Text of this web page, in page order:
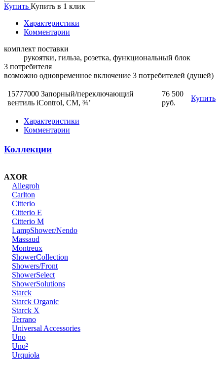
Купить Купить в 1 клик
Характеристики
Комментарии
комплект поставки
рукоятки, гильза, розетка, функциональный блок
3 потребителя
возможно одновременное включение 3 потребителей (душей)
15777000 Запорный/переключающий
вентиль iControl, СМ, ¾’
76 500
руб.
Купить
Характеристики
Комментарии
Коллекции
AXOR
Allegroh
Carlton
Citterio
Citterio E
Citterio M
LampShower/Nendo
Massaud
Montreux
ShowerCollection
Showers/Front
ShowerSelect
ShowerSolutions
Starck
Starck Organic
Starck X
Terrano
Universal Accessories
Uno
Uno²
Urquiola